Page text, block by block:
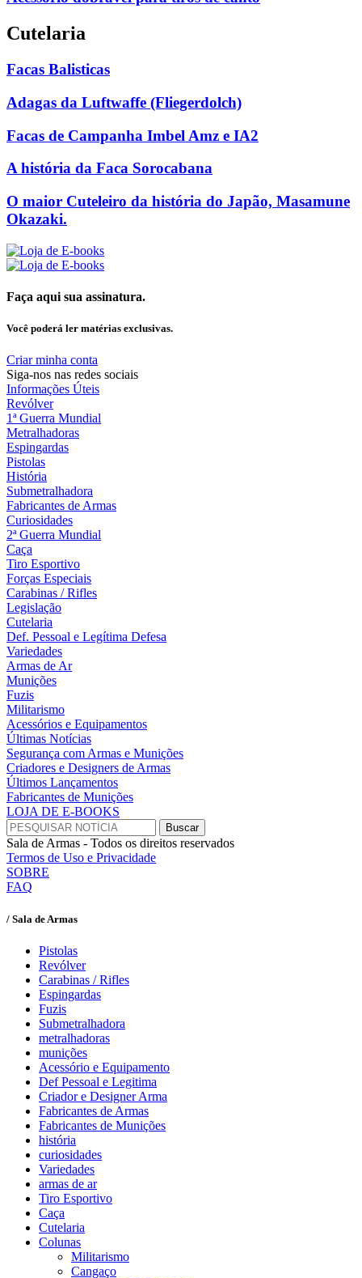
Cutelaria
Facas Balisticas
Adagas da Luftwaffe (Fliegerdolch)
Facas de Campanha Imbel Amz e IA2
A história da Faca Sorocabana
O maior Cuteleiro da história do Japão, Masamune
Okazaki.
Faça aqui sua assinatura.
Você poderá ler matérias exclusivas.
Criar minha conta
Siga-nos nas redes sociais
Informações Úteis
Revólver
1ª Guerra Mundial
Metralhadoras
Espingardas
Pistolas
História
Submetralhadora
Fabricantes de Armas
Curiosidades
2ª Guerra Mundial
Caça
Tiro Esportivo
Forças Especiais
Carabinas / Rifles
Legislação
Cutelaria
Def. Pessoal e Legítima Defesa
Variedades
Armas de Ar
Munições
Fuzis
Militarismo
Acessórios e Equipamentos
Últimas Notícias
Segurança com Armas e Munições
Criadores e Designers de Armas
Últimos Lançamentos
Fabricantes de Munições
LOJA DE E-BOOKS
Sala de Armas - Todos os direitos reservados
Termos de Uso e Privacidade
SOBRE
FAQ
/ Sala de Armas
Pistolas
Revólver
Carabinas / Rifles
Espingardas
Fuzis
Submetralhadora
metralhadoras
munições
Acessório e Equipamento
Def Pessoal e Legitima
Criador e Designer Arma
Fabricantes de Armas
Fabricantes de Munições
história
curiosidades
Variedades
armas de ar
Tiro Esportivo
Caça
Cutelaria
Colunas
Militarismo
Cangaço